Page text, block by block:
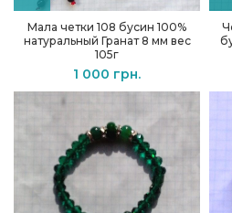
Мала четки 108 бусин 100%
натуральный Гранат 8 мм вес
105г
1 000 грн.